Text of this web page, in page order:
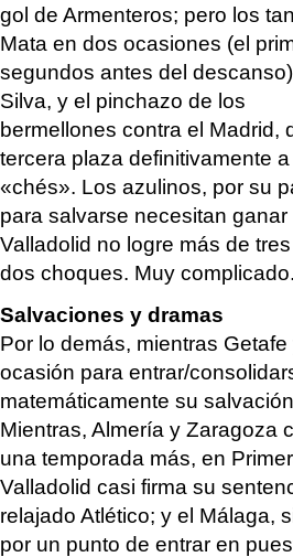
gol de Armenteros; pero los
Mata en dos ocasiones (el
segundos antes del
Silva, y el pinchazo de los
bermellones contra el Madrid,
tercera plaza definitivamente
«chés». Los azulinos, por su
para salvarse necesitan
Valladolid no logre más de
dos choques. Muy complicado.
Salvaciones y dramas
Por lo demás, mientras
ocasión para entrar/
matemáticamente su
Mientras, Almería y Zaragoza
una temporada más, en
Valladolid casi firma su
relajado Atlético; y el Málaga,
por un punto de entrar en